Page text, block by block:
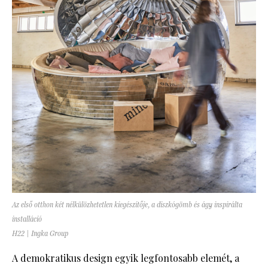
Az első otthon két nélkülözhetetlen kiegészítője, a diszkógömb és ágy inspirálta
installáció
H22 | Ingka Group
A demokratikus design egyik legfontosabb elemét, a